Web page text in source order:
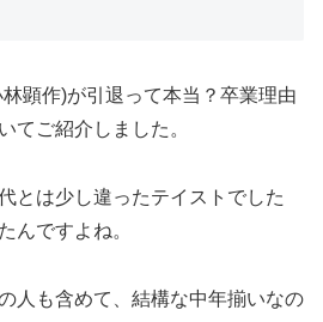
顕作)が引退って本当？卒業理由
てご紹介しました。
とは少し違ったテイストでした
んですよね。
人も含めて、結構な中年揃いなの